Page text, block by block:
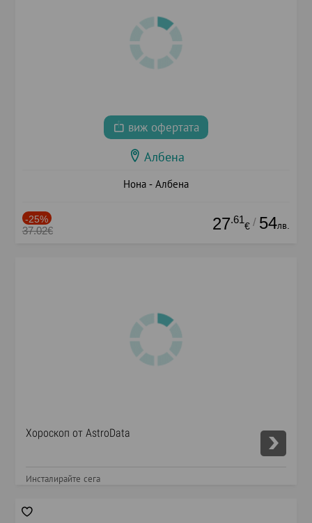
виж офертата
Албена
Нона - Албена
-25%
37.02€ 27.61
€ / 54лв.
Хороскоп от AstroData
Инсталирайте сега